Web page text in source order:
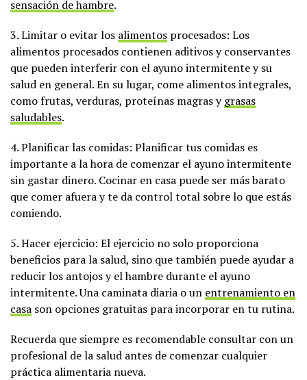
sensación de hambre.
3. Limitar o evitar los alimentos procesados: Los
alimentos procesados ​​contienen aditivos y conservantes
que pueden interferir con el ayuno intermitente y su
salud en general. En su lugar, come alimentos integrales,
como frutas, verduras, proteínas magras ygrasas
saludables.
4. Planificar las comidas: Planificar tus comidas es
importante a la hora de comenzar el ayuno intermitente
sin gastar dinero. Cocinar en casa puede ser más barato
que comer afuera y te da control total sobre lo que estás
comiendo.
5. Hacer ejercicio: El ejercicio no solo proporciona
beneficios para la salud, sino que también puede ayudar a
reducir los antojos y el hambre durante el ayuno
intermitente. Una caminata diaria o un entrenamiento en
casa son opciones gratuitas para incorporar en tu rutina.
Recuerda que siempre es recomendable consultar con un
profesional de la salud antes de comenzar cualquier
práctica alimentaria nueva.